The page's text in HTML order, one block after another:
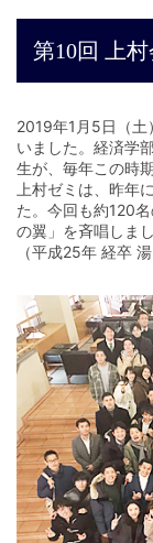
第10回 上村
2019年1月5日（土
いました。経済学
生が、毎年この時
上村ゼミは、昨年
た。今回も約120
の翼」を斉唱しま
（平成25年 経卒 湯